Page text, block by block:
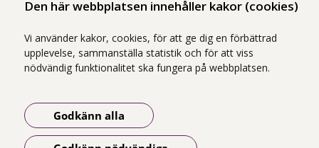
Den här webbplatsen innehåller kakor (cookies)
Vi använder kakor, cookies, för att ge dig en förbättrad
upplevelse, sammanställa statistik och för att viss
nödvändig funktionalitet ska fungera på webbplatsen.
Godkänn alla